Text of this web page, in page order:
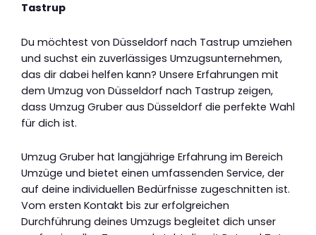
Tastrup
Du möchtest von Düsseldorf nach Tastrup umziehen
und suchst ein zuverlässiges Umzugsunternehmen,
das dir dabei helfen kann? Unsere Erfahrungen mit
dem Umzug von Düsseldorf nach Tastrup zeigen,
dass Umzug Gruber aus Düsseldorf die perfekte Wahl
für dich ist.
Umzug Gruber hat langjährige Erfahrung im Bereich
Umzüge und bietet einen umfassenden Service, der
auf deine individuellen Bedürfnisse zugeschnitten ist.
Vom ersten Kontakt bis zur erfolgreichen
Durchführung deines Umzugs begleitet dich unser